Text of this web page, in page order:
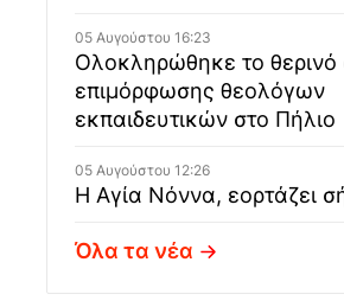
05 Αυγούστου 16:23
Ολοκληρώθηκε το θερινό
επιμόρφωσης θεολόγων
εκπαιδευτικών στο Πήλιο
05 Αυγούστου 12:26
Η Αγία Νόννα, εορτάζει
Όλα τα νέα